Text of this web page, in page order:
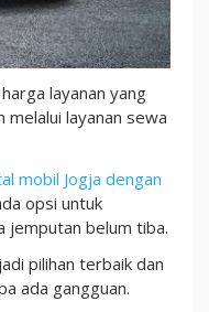
layanan yang
melalui layanan sewa
mobil Jogja dengan
opsi untuk
jemputan belum tiba.
pilihan terbaik dan
ada gangguan.